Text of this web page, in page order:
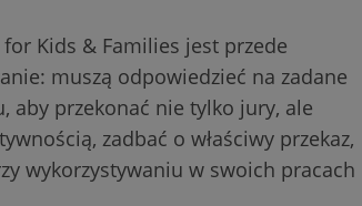
Kids & Families jest przede
muszą odpowiedzieć na zadane
przekonać nie tylko jury, ale
zadbać o właściwy przekaz,
wykorzystywaniu w swoich pracach